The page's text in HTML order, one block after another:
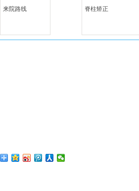
来院路线
脊柱矫正